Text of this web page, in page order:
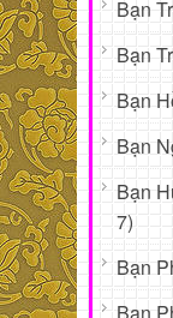
Bạn
Bạn
Bạn
Bạn
Bạn
7)
Bạn